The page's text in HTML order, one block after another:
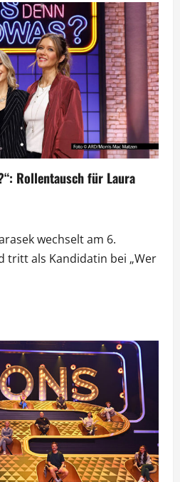
Rollentausch für Laura
wechselt am 6.
tritt als Kandidatin bei „Wer